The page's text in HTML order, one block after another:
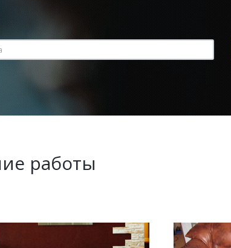
работы